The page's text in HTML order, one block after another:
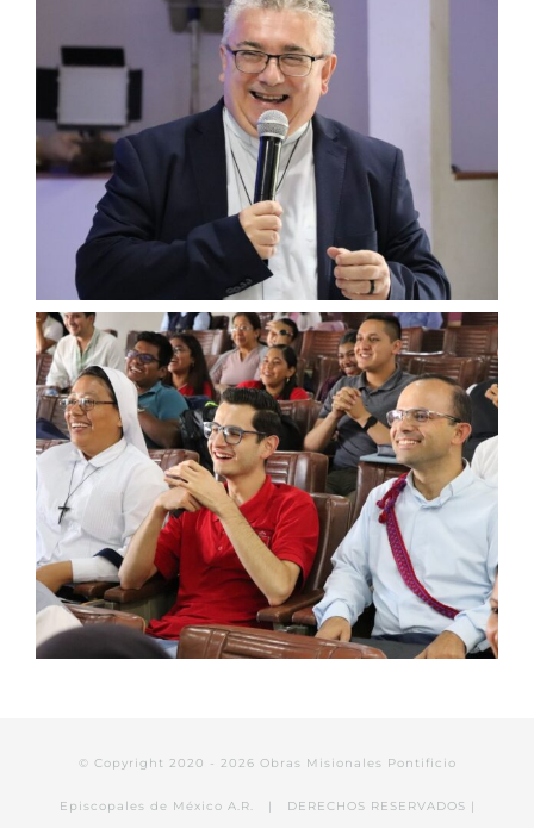
© Copyright 2020 - 2026 Obras Misionales Pontificio
Episcopales de México A.R. | DERECHOS RESERVADOS |